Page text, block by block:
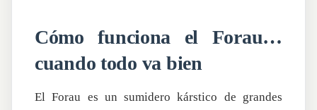
Cómo funciona el Forau…
cuando todo va bien
El Forau es un sumidero kárstico de grandes